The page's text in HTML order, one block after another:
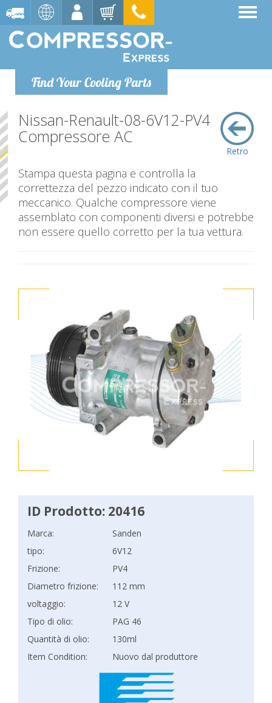
Find Your Cooling Parts
Retro
Nissan-Renault-08-6V12-PV4
Compressore AC
Stampa questa pagina e controlla la
correttezza del pezzo indicato con il tuo
meccanico. Qualche compressore viene
assemblato con componenti diversi e potrebbe
non essere quello corretto per la tua vettura.
ID Prodotto: 20416
Marca:
Sanden
tipo:
6V12
Frizione:
PV4
Diametro frizione:
112 mm
voltaggio:
12 V
Tipo di olio:
PAG 46
Quantità di olio:
130ml
Item Condition:
Nuovo dal produttore